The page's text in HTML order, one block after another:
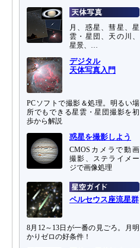
月、惑星、彗星、星
雲・星団、天の川、
星景、…
デジタル
天体写真入門
PCソフトで撮影＆処理。明るい場
所でもできる星雲・星団撮影を初
歩から解説
惑星を撮影しよう
CMOSカメラで動画
撮影、ステライメー
ジで画像処理
ペルセウス座流星群
8月12～13日が一番の見ごろ。月明
かりゼロの好条件！